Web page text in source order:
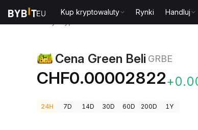
Kup kryptowaluty Rynki Handluj
Cena Green Beli GRBE
CHF0.00002822
24H 7D 14D 30D 60D 200D 1Y